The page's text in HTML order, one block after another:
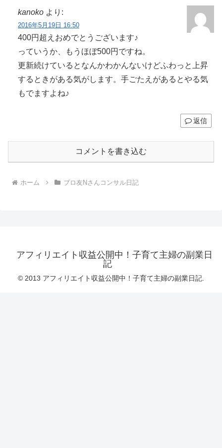
kanoko より:
2016年5月19日 16:50
400円超えおめでとうございます♪
っていうか、もうほぼ500円ですね。
更新続けているとなんかわかんないけどふわっと上昇
するときがある気がします。手ごたえがあるとやる気
もでますよね♪
返信
コメントを書き込む
ホーム ブロ友Nさんコンサル日記
アフィリエイト収益公開中！子育て主婦の副業日
記
© 2013 アフィリエイト収益公開中！子育て主婦の副業日記.